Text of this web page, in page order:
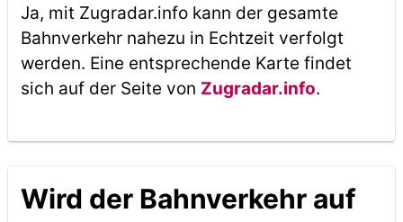
Ja, mit Zugradar.info kann der gesamte
Bahnverkehr nahezu in Echtzeit verfolgt
werden. Eine entsprechende Karte findet
sich auf der Seite von Zugradar.info.
Wird der Bahnverkehr auf